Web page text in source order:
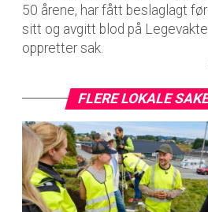
50 årene, har fått beslaglagt
sitt og avgitt blod på
oppretter sak.
FLERE LOKALE